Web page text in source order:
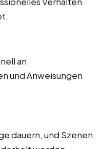
an
und Anweisungen
dauern, und Szenen